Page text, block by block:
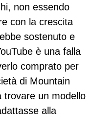
non essendo
con la crescita
sostenuto e
è una falla
comprato per
di Mountain
trovare un modello
alla